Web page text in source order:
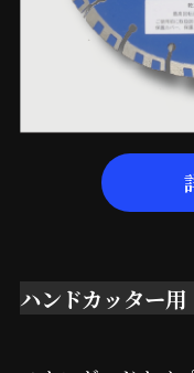
ハンドカッター用